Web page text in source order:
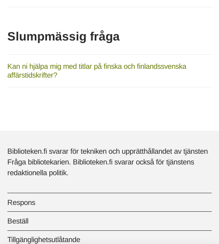
Slumpmässig fråga
Kan ni hjälpa mig med titlar på finska och finlandssvenska
affärstidskrifter?
Biblioteken.fi svarar för tekniken och upprätthållandet av tjänsten
Fråga bibliotekarien. Biblioteken.fi svarar också för tjänstens
redaktionella politik.
Respons
Beställ
Tillgänglighetsutlåtande